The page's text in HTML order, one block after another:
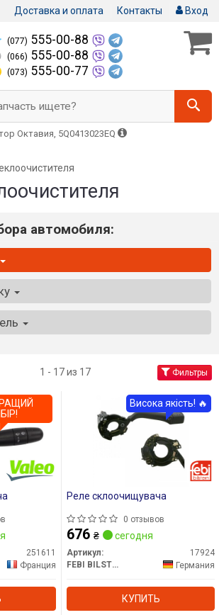
Доставка и оплата Контакты Вход
(077) 555-00-88
(066) 555-00-88
(073) 555-00-77
ищете?
Октавия, 5Q0413023EQ
автомобиля:
1 - 17 из 17 Фильтры
251611
Франция
Реле склоочищувача
0 отзывов
676 ₴ сегодня
Артикул:
17924
FEBI BILSTEIN
Германия
КУПИТЬ
Висока якість! 🔥